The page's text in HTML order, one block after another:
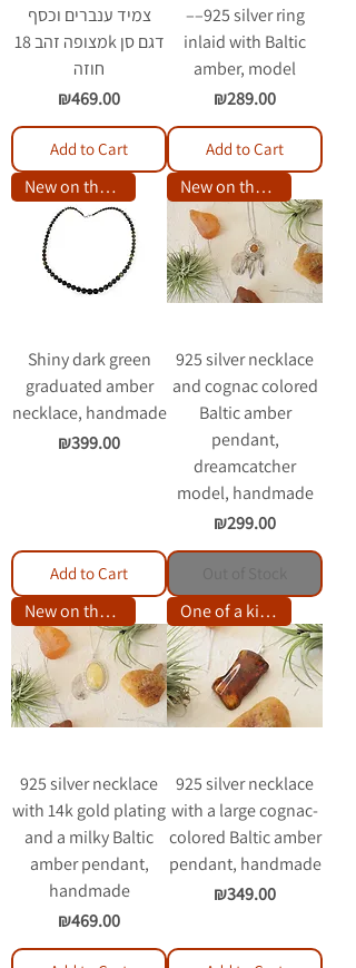
צמיד ענברים וכסף
מצופה זהב 18k דגם סן
חוזה
Price
₪469.00
Add to Cart
––925 silver ring
inlaid with Baltic
amber, model
Price
₪289.00
Add to Cart
New on the site
Shiny dark green
graduated amber
necklace, handmade
Price
₪399.00
Add to Cart
New on the site
925 silver necklace
and cognac colored
Baltic amber
pendant,
dreamcatcher
model, handmade
Price
₪299.00
New on the site
925 silver necklace
with 14k gold plating
and a milky Baltic
amber pendant,
handmade
Price
₪469.00
One of a kind item
925 silver necklace
with a large cognac-
colored Baltic amber
pendant, handmade
Price
₪349.00